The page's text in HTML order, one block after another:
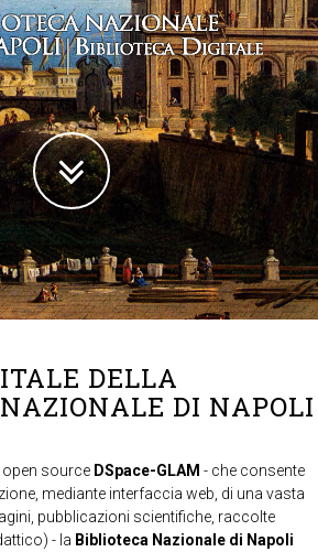
DELLA
DI NAPOLI
source DSpace-GLAM - che consente
mediante interfaccia web, di una vasta
pubblicazioni scientifiche, raccolte
- la Biblioteca Nazionale di Napoli